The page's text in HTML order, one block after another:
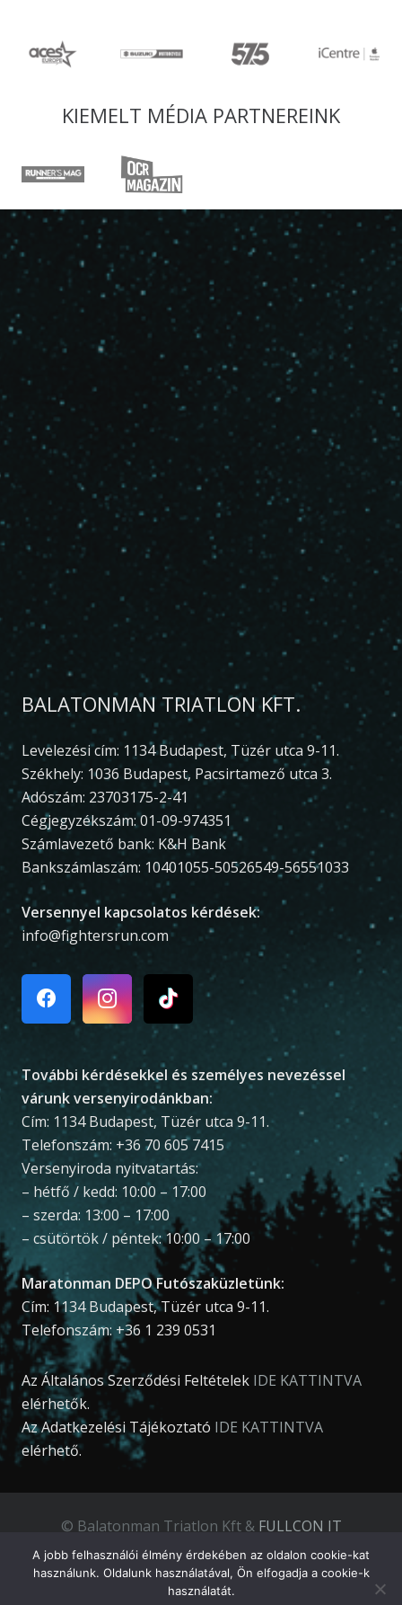
KIEMELT MÉDIA PARTNEREINK
BALATONMAN TRIATLON KFT.
Levelezési cím: 1134 Budapest, Tüzér utca 9-11.
Székhely: 1036 Budapest, Pacsirtamező utca 3.
Adószám: 23703175-2-41
Cégjegyzékszám: 01-09-974351
Számlavezető bank: K&H Bank
Bankszámlaszám: 10401055-50526549-56551033
Versennyel kapcsolatos kérdések:
info@fightersrun.com
További kérdésekkel és személyes nevezéssel
várunk versenyirodánkban:
Cím: 1134 Budapest, Tüzér utca 9-11.
Telefonszám: +36 70 605 7415
Versenyiroda nyitvatartás:
– hétfő / kedd: 10:00 – 17:00
– szerda: 13:00 – 17:00
– csütörtök / péntek: 10:00 – 17:00
Maratonman DEPO Futószaküzletünk:
Cím: 1134 Budapest, Tüzér utca 9-11.
Telefonszám: +36 1 239 0531
Az Általános Szerződési Feltételek IDE KATTINTVA
elérhetők.
Az Adatkezelési Tájékoztató IDE KATTINTVA
elérhető.
© Balatonman Triatlon Kft & FULLCON IT
Development Kft.
A jobb felhasználói élmény érdekében az oldalon cookie-kat
használunk. Oldalunk használatával, Ön elfogadja a cookie-k
használatát.